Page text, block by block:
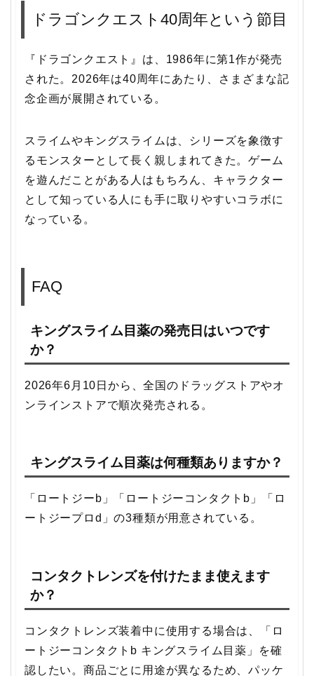
ドラゴンクエスト40周年という節目
『ドラゴンクエスト』は、1986年に第1作が発売
された。2026年は40周年にあたり、さまざまな記
念企画が展開されている。
スライムやキングスライムは、シリーズを象徴す
るモンスターとして長く親しまれてきた。ゲーム
を遊んだことがある人はもちろん、キャラクター
として知っている人にも手に取りやすいコラボに
なっている。
FAQ
キングスライム目薬の発売日はいつです
か？
2026年6月10日から、全国のドラッグストアやオ
ンラインストアで順次発売される。
キングスライム目薬は何種類ありますか？
「ロートジーb」「ロートジーコンタクトb」「ロ
ートジープロd」の3種類が用意されている。
コンタクトレンズを付けたまま使えます
か？
コンタクトレンズ装着中に使用する場合は、「ロ
ートジーコンタクトb キングスライム目薬」を確
認したい。商品ごとに用途が異なるため、パッケ